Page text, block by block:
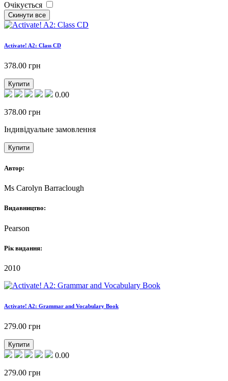
Очікується
Activate! A2: Class CD
378.00 грн
Купити
0.00
378.00 грн
Індивідуальне замовлення
Купити
Автор:
Ms Carolyn Barraclough
Видавництво:
Pearson
Рік видання:
2010
Activate! A2: Grammar and Vocabulary Book
279.00 грн
Купити
0.00
279.00 грн